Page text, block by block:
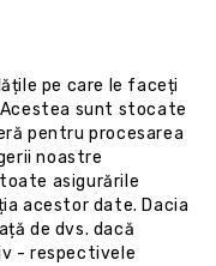
pe care le faceți
sunt stocate
pentru procesarea
noastre
asigurările
acestor date. Dacia
de dvs. dacă
- respectivele